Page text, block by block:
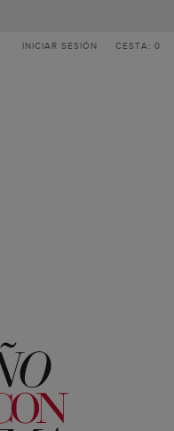
INICIAR SESIÓN CESTA: 0